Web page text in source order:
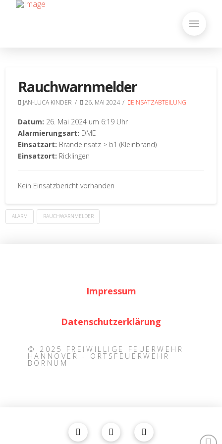
Rauchwarnmelder
JAN-LUCA KINDER 26. MAI 2024 EINSATZABTEILUNG
Datum: 26. Mai 2024 um 6:19 Uhr
Alarmierungsart: DME
Einsatzart: Brandeinsatz > b1 (Kleinbrand)
Einsatzort: Ricklingen
Kein Einsatzbericht vorhanden
ALARM RAUCHWARNMELDER
Impressum
Datenschutzerklärung
© 2025 FREIWILLIGE FEUERWEHR
HANNOVER - ORTSFEUERWEHR
BORNUM